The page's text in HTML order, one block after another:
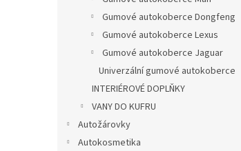
Gumové autokoberce Dongfeng
Gumové autokoberce Lexus
Gumové autokoberce Jaguar
Univerzální gumové autokoberce
INTERIÉROVÉ DOPLŇKY
VANY DO KUFRU
Autožárovky
Autokosmetika